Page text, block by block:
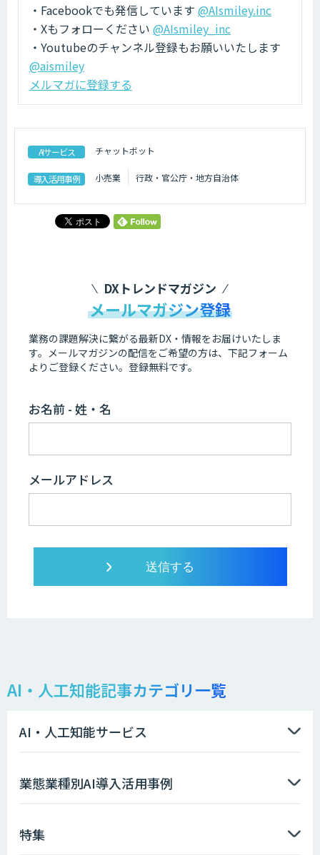
・Facebookでも発信しています @AIsmiley.inc
・Xもフォローください @AIsmiley_inc
・Youtubeのチャンネル登録もお願いいたします
@aismiley
メルマガに登録する
AIサービス チャットボット
導入活用事例 小売業 行政・官公庁・地方自治体
DXトレンドマガジン
メールマガジン登録
業務の課題解決に繋がる最新DX・情報をお届けいたしま
す。 メールマガジンの配信をご希望の方は、下記フォーム
よりご登録ください。登録無料です。
お名前 - 姓・名
メールアドレス
AI・人工知能記事カテゴリ一覧
AI・人工知能サービス
業態業種別AI導入活用事例
特集